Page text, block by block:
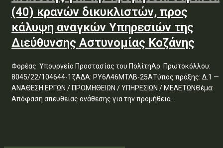
(40) κρανών δικυκλιστών, προς
κάλυψη αναγκών Υπηρεσιών της
Διεύθυνσης Αστυνομίας Κοζάνης
Φορέας: Υπουργείο Προστασίας του ΠολίτηΑρ. Πρωτοκόλλου:
8045/22/104644-1ζΑΔΑ: ΡΥ6Λ46ΜΤΛΒ-25ΑΤύπος πράξης: Δ.1 —
ΑΝΑΘΕΣΗ ΕΡΓΩΝ / ΠΡΟΜΗΘΕΙΩΝ / ΥΠΗΡΕΣΙΩΝ / ΜΕΛΕΤΩΝΘέμα:
Απόφαση απευθείας ανάθεσης για την προμήθεια...